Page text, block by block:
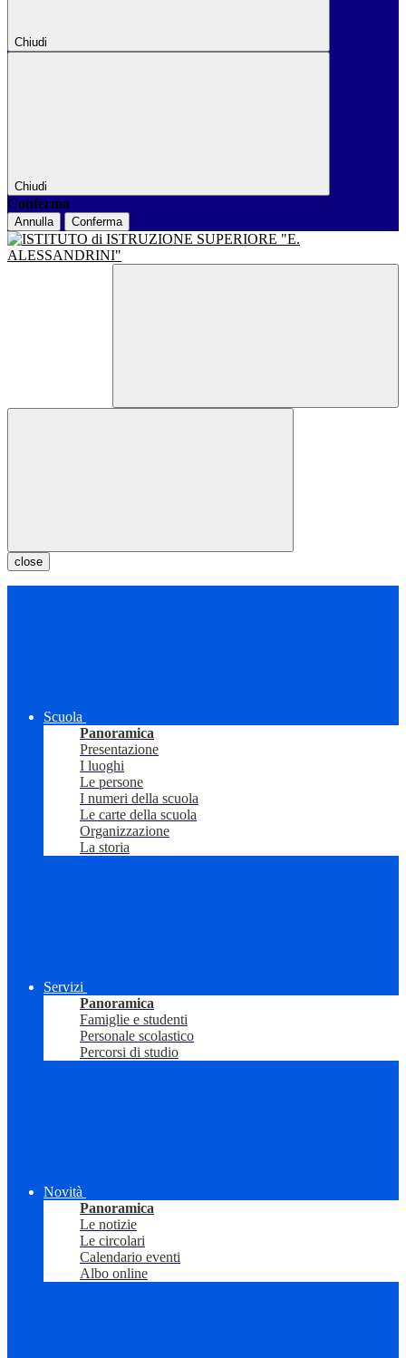
Chiudi
Chiudi
Conferma
Annulla Conferma
close
Scuola
Panoramica
Presentazione
I luoghi
Le persone
I numeri della scuola
Le carte della scuola
Organizzazione
La storia
Servizi
Panoramica
Famiglie e studenti
Personale scolastico
Percorsi di studio
Novità
Panoramica
Le notizie
Le circolari
Calendario eventi
Albo online